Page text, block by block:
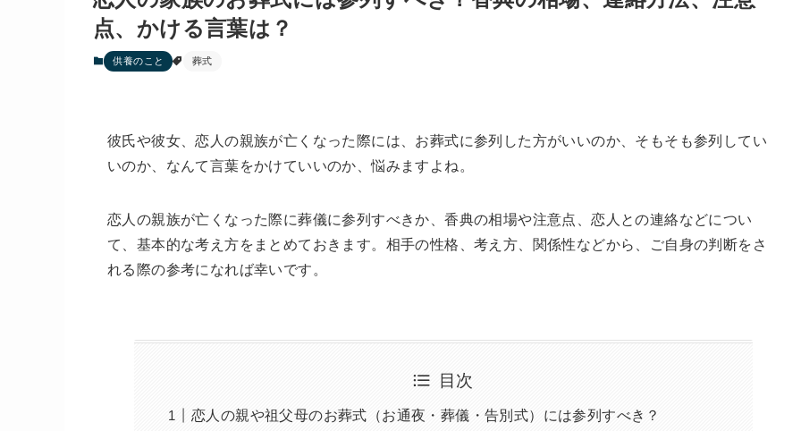
点、かける言葉は？
供養のこと 葬式
彼氏や彼女、恋人の親族が亡くなった際には、お葬式に参列した方がいいのか、そもそも参列してい
いのか、なんて言葉をかけていいのか、悩みますよね。
恋人の親族が亡くなった際に葬儀に参列すべきか、香典の相場や注意点、恋人との連絡などについ
て、基本的な考え方をまとめておきます。相手の性格、考え方、関係性などから、ご自身の判断をさ
れる際の参考になれば幸いです。
目次
恋人の親や祖父母のお葬式（お通夜・葬儀・告別式）には参列すべき？